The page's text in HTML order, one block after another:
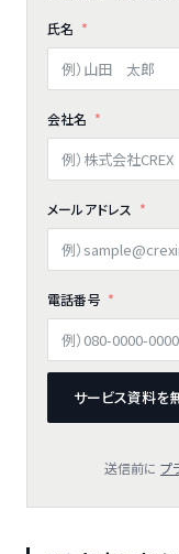
氏名
会社名
メールアドレス
電話番号
サービス資料を
送信前に プ